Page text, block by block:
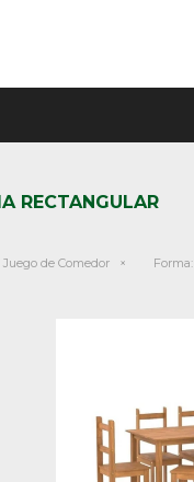
RECTANGULAR
Juego de Comedor Forma: